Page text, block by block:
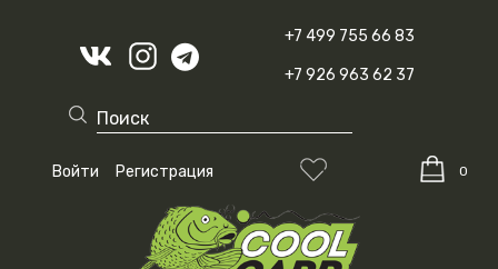
+7 499 755 66 83
+7 926 963 62 37
Войти Регистрация 0